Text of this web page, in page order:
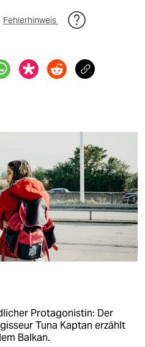
Fehlerhinweis
Protagonistin: Der
Tuna Kaptan erzählt
Balkan.